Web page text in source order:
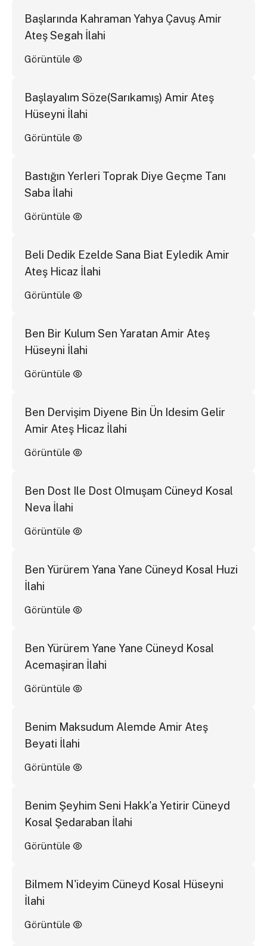
Başlarında Kahraman Yahya Çavuş Amir
Ateş Segah İlahi
Görüntüle
Başlayalım Söze(Sarıkamış) Amir Ateş
Hüseyni İlahi
Görüntüle
Bastığın Yerleri Toprak Diye Geçme Tanı
Saba İlahi
Görüntüle
Beli Dedik Ezelde Sana Biat Eyledik Amir
Ateş Hicaz İlahi
Görüntüle
Ben Bir Kulum Sen Yaratan Amir Ateş
Hüseyni İlahi
Görüntüle
Ben Dervişim Diyene Bin Ün Idesim Gelir
Amir Ateş Hicaz İlahi
Görüntüle
Ben Dost Ile Dost Olmuşam Cüneyd Kosal
Neva İlahi
Görüntüle
Ben Yürürem Yana Yane Cüneyd Kosal Huzi
İlahi
Görüntüle
Ben Yürürem Yane Yane Cüneyd Kosal
Acemaşiran İlahi
Görüntüle
Benim Maksudum Alemde Amir Ateş
Beyati İlahi
Görüntüle
Benim Şeyhim Seni Hakk'a Yetirir Cüneyd
Kosal Şedaraban İlahi
Görüntüle
Bilmem N'ideyim Cüneyd Kosal Hüseyni
İlahi
Görüntüle